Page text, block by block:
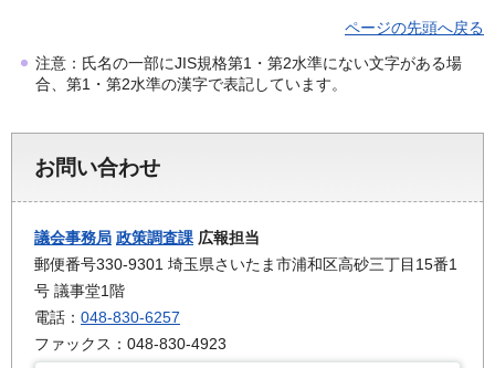
ページの先頭へ戻る
注意：氏名の一部にJIS規格第1・第2水準にない文字がある場
合、第1・第2水準の漢字で表記しています。
お問い合わせ
議会事務局 政策調査課 広報担当
郵便番号330-9301 埼玉県さいたま市浦和区高砂三丁目15番1
号 議事堂1階
電話： 048-830-6257
ファックス：048-830-4923